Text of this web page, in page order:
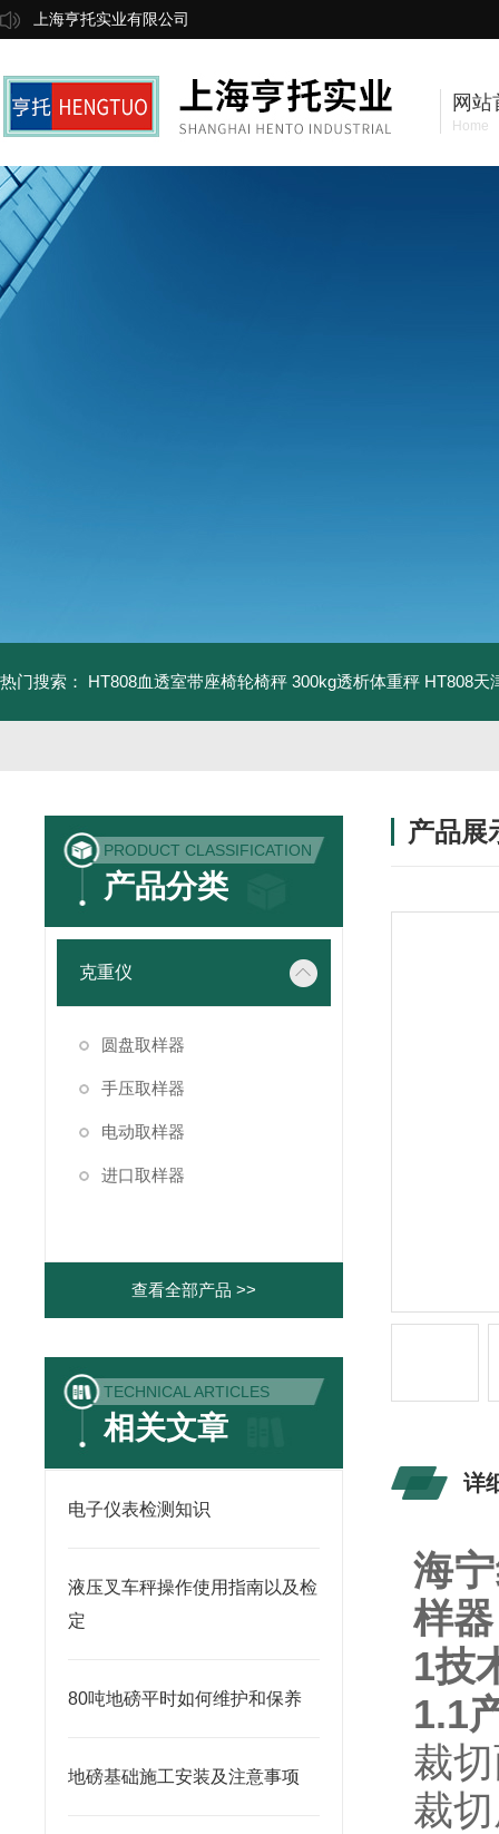
上海亨托实业有限公司
网站
Home
热门搜索： HT808血透室带座椅轮椅秤 300kg透析体重秤 HT808天
PRODUCT CLASSIFICATION
产品分类
克重仪
圆盘取样器
手压取样器
电动取样器
进口取样器
查看全部产品 >>
TECHNICAL ARTICLES
相关文章
电子仪表检测知识
液压叉车秤操作使用指南以及检
定
80吨地磅平时如何维护和保养
地磅基础施工安装及注意事项
产品展
详
海
样器
1技
1.1
裁
裁